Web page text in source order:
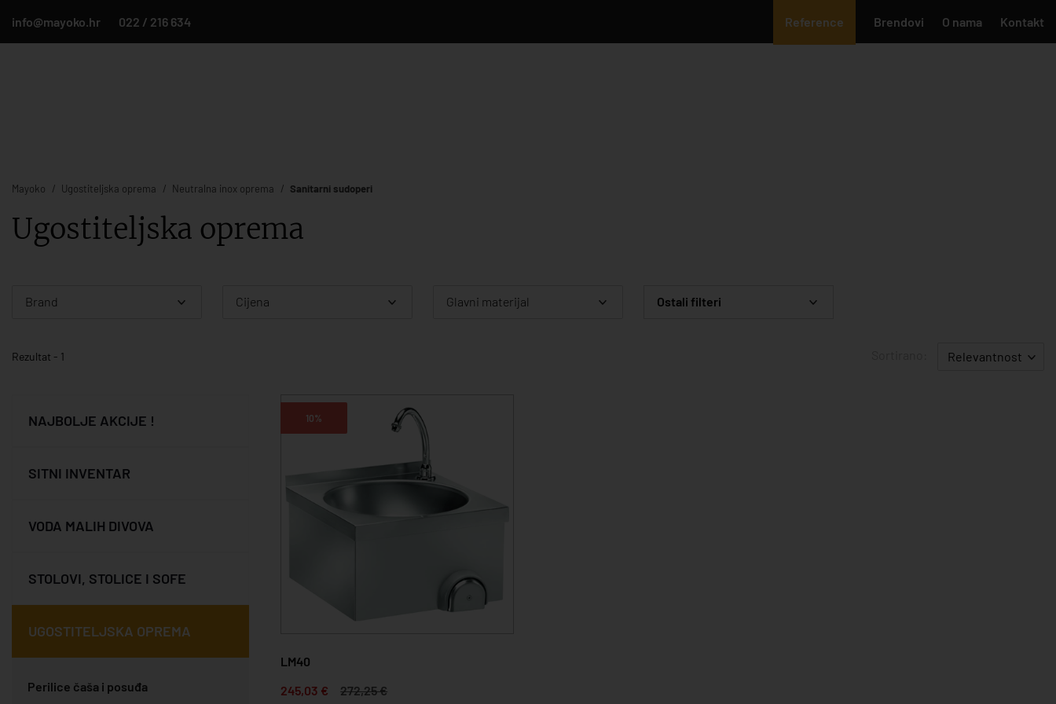
info@mayoko.hr 022 / 216 634 Reference Brendovi O nama Kontakt
Mayoko Ugostiteljska oprema Neutralna inox oprema Sanitarni sudoperi
Ugostiteljska oprema
Brand Cijena Glavni materijal Ostali filteri
Rezultat - 1 Relevantnost
NAJBOLJE AKCIJE !
SITNI INVENTAR
VODA MALIH DIVOVA
STOLOVI, STOLICE I SOFE
UGOSTITELJSKA OPREMA
Perilice čaša i posuđa
10%
LM40
245,03 €
272,25 €